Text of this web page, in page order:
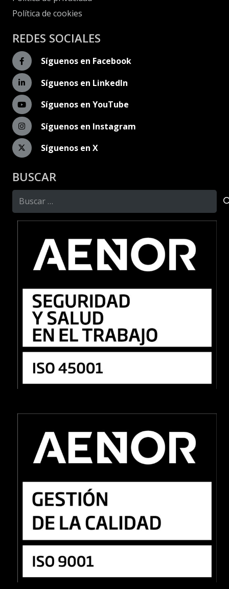
Política de cookies
REDES SOCIALES
Síguenos en Facebook
Síguenos en LinkedIn
Síguenos en YouTube
Síguenos en Instagram
Síguenos en X
BUSCAR
Buscar: